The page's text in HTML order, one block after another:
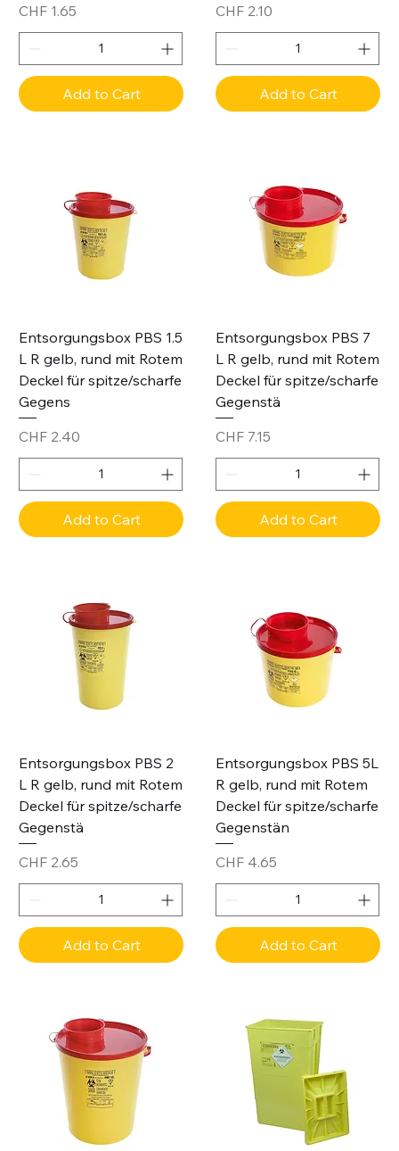
Price
CHF 1.65
Add to Cart
Price
CHF 2.10
Add to Cart
Entsorgungsbox PBS 1.5
L R gelb, rund mit Rotem
Deckel für spitze/scharfe
Gegens
Price
CHF 2.40
Add to Cart
Entsorgungsbox PBS 7
L R gelb, rund mit Rotem
Deckel für spitze/scharfe
Gegenstä
Price
CHF 7.15
Add to Cart
Entsorgungsbox PBS 2
L R gelb, rund mit Rotem
Deckel für spitze/scharfe
Gegenstä
Price
CHF 2.65
Add to Cart
Entsorgungsbox PBS 5L
R gelb, rund mit Rotem
Deckel für spitze/scharfe
Gegenstän
Price
CHF 4.65
Add to Cart